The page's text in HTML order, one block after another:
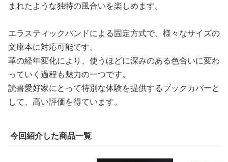
まれたような独特の風合いを楽しめます。
エラスティックバンドによる固定方式で、様々なサイズの
文庫本に対応可能です。
革の経年変化により、使うほどに深みのある色合いに変わ
っていく過程も魅力の一つです。
読書愛好家にとって特別な体験を提供するブックカバーと
して、高い評価を得ています。
今回紹介した商品一覧